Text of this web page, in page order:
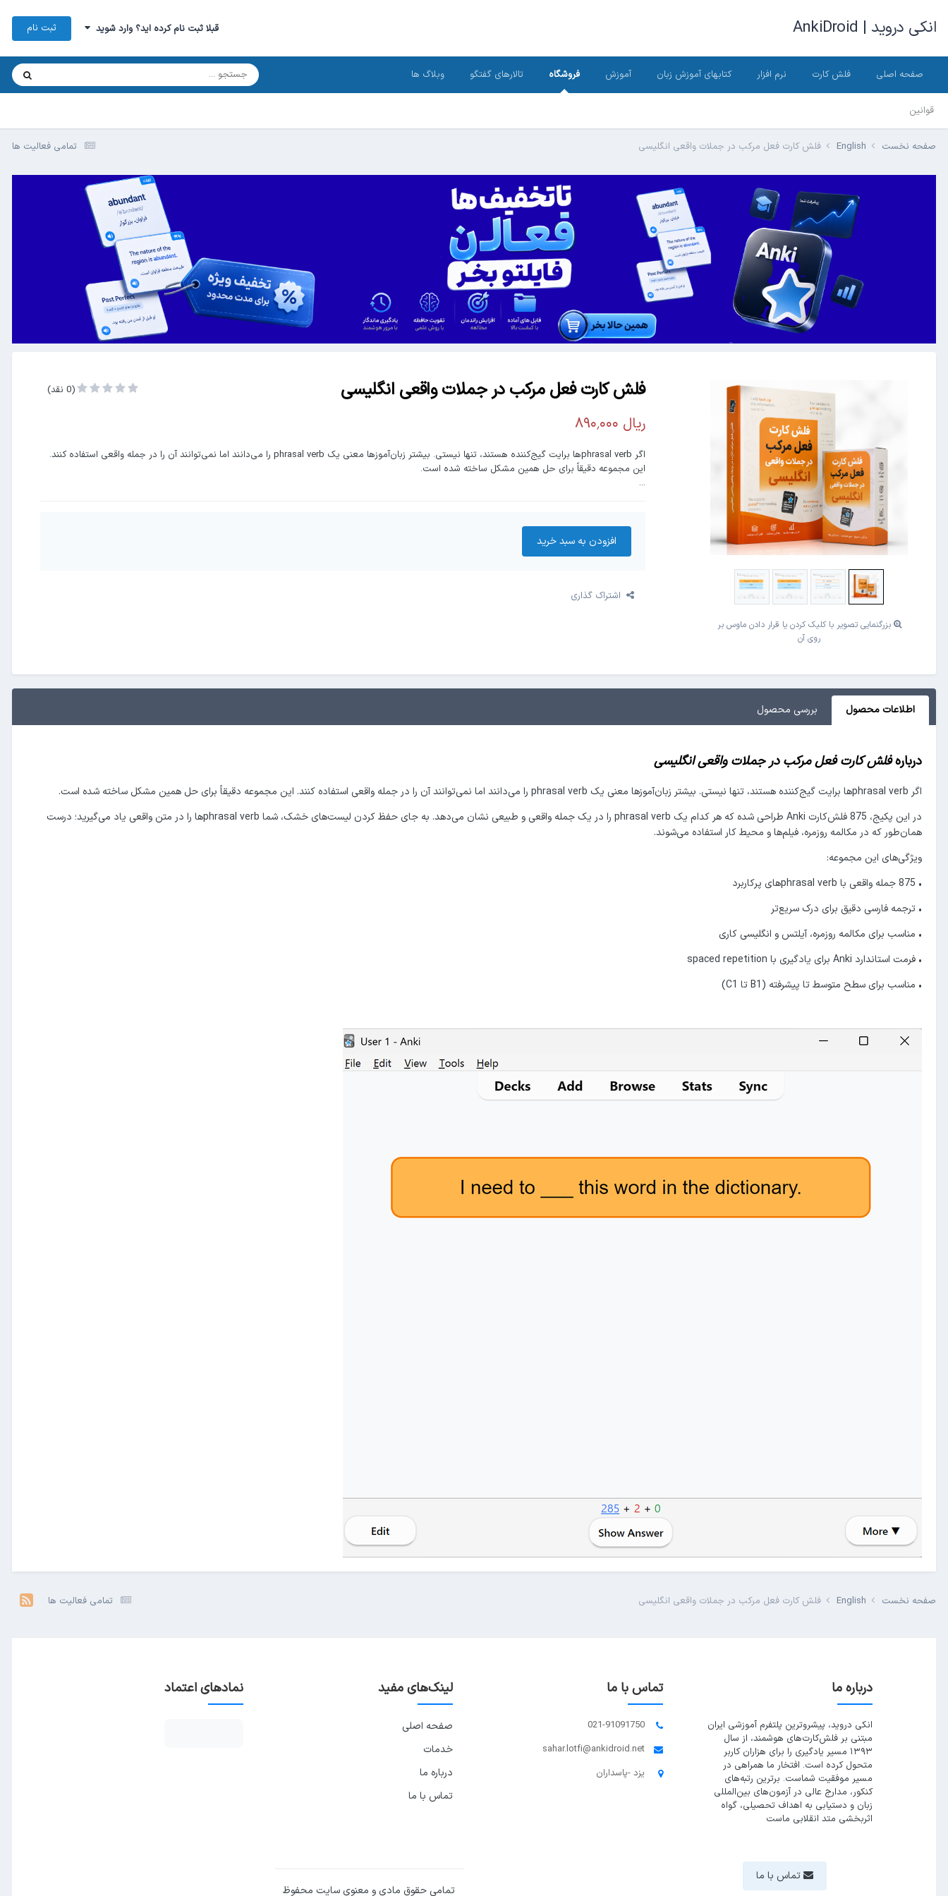
انکی دروید | AnkiDroid قبلا ثبت نام کرده اید؟ وارد شوید ثبت نام
صفحه اصلی فلش کارت نرم افزار کتابهای آموزش زبان آموزش فروشگاه
قوانین
تالارهای گفتگو وبلاگ ها
تمامی فعالیت ها صفحه نخست English فلش کارت فعل مرکب در جملات واقعی انگلیسی
بزرگنمایی تصویر با کلیک کردن یا قرار دادن ماوس بر
روی آن
فلش کارت فعل مرکب در جملات واقعی انگلیسی (0 نقد)
اگر phrasal verbها برایت گیج‌کننده هستند، تنها نیستی. بیشتر زبان‌آموزها معنی یک phrasal verb را می‌دانند اما نمی‌توانند آن را در جمله واقعی استفاده کنند.
این مجموعه دقیقاً برای حل همین مشکل ساخته شده است.
...
افزودن به سبد‌ خرید
اشتراک گذاری
اطلاعات محصول بررسی‌ محصول
دربارهفلش کارت فعل مرکب در جملات واقعی انگلیسی
اگر phrasal verbها برایت گیج‌کننده هستند، تنها نیستی. بیشتر زبان‌آموزها معنی یک phrasal verb را می‌دانند اما نمی‌توانند آن را در جمله واقعی استفاده کنند. این مجموعه دقیقاً برای حل همین مشکل ساخته شده است.
در این پکیج، 875 فلش‌کارت Anki طراحی شده که هر کدام یک phrasal verb را در یک جمله واقعی و طبیعی نشان می‌دهد. به جای حفظ کردن لیست‌های خشک، شما phrasal verbها را در متن واقعی یاد می‌گیرید؛ درست
همان‌طور که در مکالمه روزمره، فیلم‌ها و محیط کار استفاده می‌شوند.
ویژگی‌های این مجموعه:
• 875 جمله واقعی با phrasal verbهای پرکاربرد
• ترجمه فارسی دقیق برای درک سریع‌تر
• مناسب برای مکالمه روزمره، آیلتس و انگلیسی کاری
• فرمت استاندارد Anki برای یادگیری با spaced repetition
• مناسب برای سطح متوسط تا پیشرفته (B1 تا C1)
تمامی فعالیت ها صفحه نخست English فلش کارت فعل مرکب در جملات واقعی انگلیسی
درباره ما
انکی دروید، پیشروترین پلتفرم آموزشی ایران
مبتنی بر فلش‌کارت‌های هوشمند، از سال
۱۳۹۳ مسیر یادگیری را برای هزاران کاربر
متحول کرده است. افتخار ما همراهی در
مسیر موفقیت شماست. برترین رتبه‌های
کنکور، مدارج عالی در آزمون‌های بین‌المللی
زبان و دستیابی به اهداف تحصیلی، گواه
اثربخشی متد انقلابی ماست
تماس با ما
021-91091750
sahar.lotfi@ankidroid.net
یزد -پاسداران
لینک‌های مفید
صفحه اصلی
خدمات
درباره ما
تماس با ما
نمادهای اعتماد
تماس با ما
تمامی حقوق مادی و معنوی سایت محفوظ